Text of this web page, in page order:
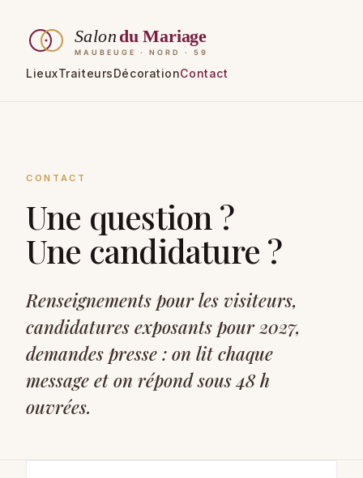
LieuxTraiteursDécorationContact
CONTACT
Une question ?
Une candidature ?
Renseignements pour les visiteurs,
candidatures exposants pour 2027,
demandes presse : on lit chaque
message et on répond sous 48 h
ouvrées.